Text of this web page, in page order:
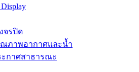
จรปิด
ภาพอากาศและน้ำ
ะกาศสาธารณะ